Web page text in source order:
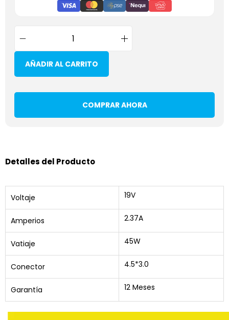
AÑADIR AL CARRITO
COMPRAR AHORA
Detalles del Producto
Voltaje 19V
Amperios 2.37A
Vatiaje 45W
Conector 4.5*3.0
Garantía 12 Meses